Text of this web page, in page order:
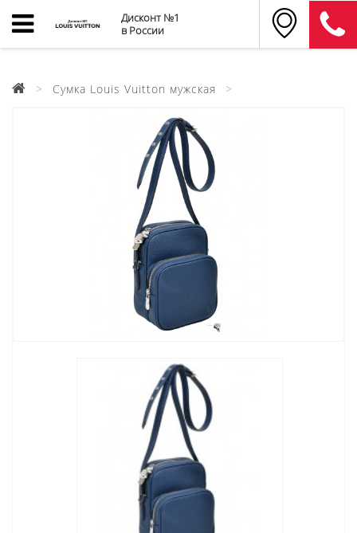
Дисконт №1
в России
Cумка Louis Vuitton мужская